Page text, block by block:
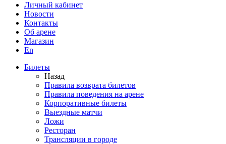
Личный кабинет
Новости
Контакты
Об арене
Магазин
En
Билеты
Назад
Правила возврата билетов
Правила поведения на арене
Корпоративные билеты
Выездные матчи
Ложи
Ресторан
Трансляции в городе